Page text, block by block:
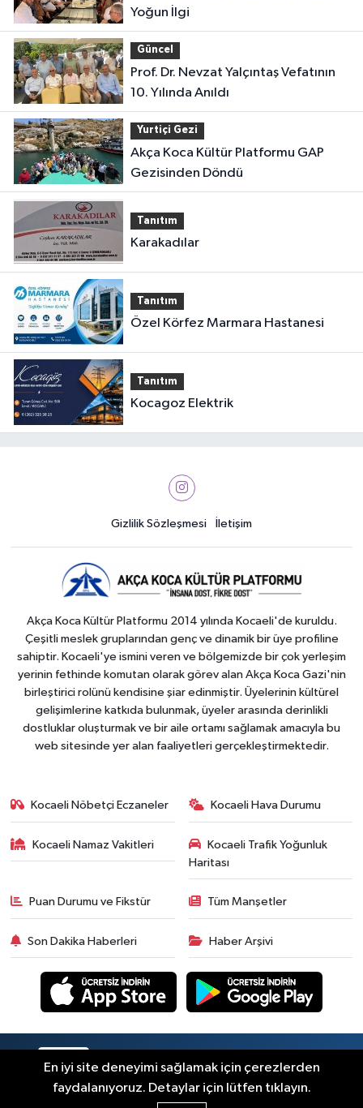
Yoğun İlgi
Güncel
Prof. Dr. Nevzat Yalçıntaş Vefatının
10. Yılında Anıldı
Yurtiçi Gezi
Akça Koca Kültür Platformu GAP
Gezisinden Döndü
Tanıtım
Karakadılar
Tanıtım
Özel Körfez Marmara Hastanesi
Tanıtım
Kocagoz Elektrik
Gizlilik Sözleşmesi İletişim
Akça Koca Kültür Platformu 2014 yılında Kocaeli'de kuruldu.
Çeşitli meslek gruplarından genç ve dinamik bir üye profiline
sahiptir. Kocaeli'ye ismini veren ve bölgemizde bir çok yerleşim
yerinin fethinde komutan olarak görev alan Akça Koca Gazi'nin
birleştirici rolünü kendisine şiar edinmiştir. Üyelerinin kültürel
gelişimlerine katkıda bulunmak, üyeler arasında derinlikli
dostluklar oluşturmak ve bir aile ortamı sağlamak amacıyla bu
web sitesinde yer alan faaliyetleri gerçekleştirmektedir.
Kocaeli Nöbetçi Eczaneler Kocaeli Hava Durumu
Kocaeli Namaz Vakitleri
Kocaeli Trafik Yoğunluk
Haritası
Puan Durumu ve Fikstür Tüm Manşetler
Son Dakika Haberleri Haber Arşivi
En iyi site deneyimi sağlamak için çerezlerden
faydalanıyoruz. Detaylar için lütfen tıklayın.